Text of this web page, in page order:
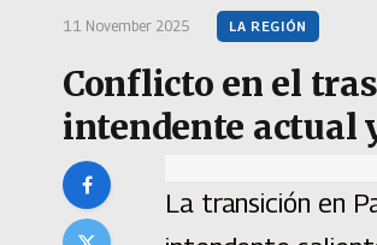
11 November 2025 LA REGIÓN
Conflicto en el
intendente actual
La transición en